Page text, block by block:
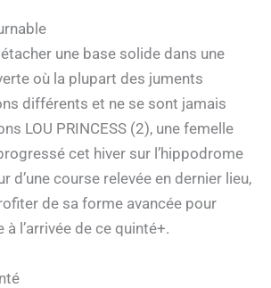
une base solide dans une
où la plupart des juments
différents et ne se sont jamais
LOU PRINCESS (2), une femelle
cet hiver sur l’hippodrome
d’une course relevée en dernier lieu,
de sa forme avancée pour
l’arrivée de ce quinté+.